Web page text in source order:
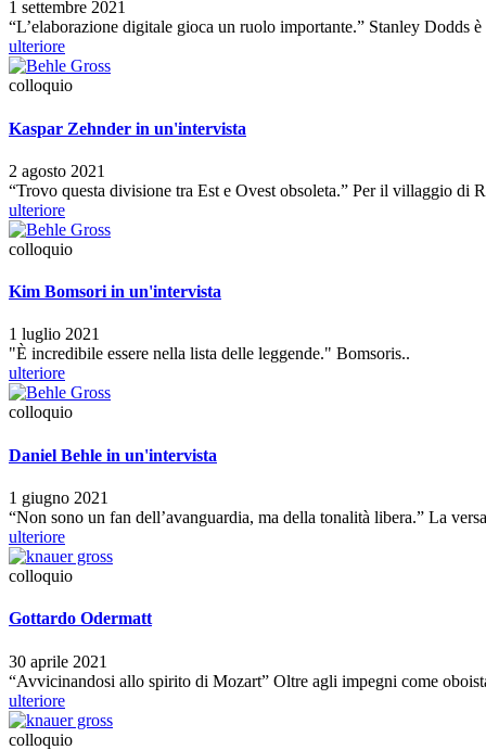
1 settembre 2021
“L’elaborazione digitale gioca un ruolo importante.” Stanley Dodds
ulteriore
colloquio
Kaspar Zehnder in un'intervista
2 agosto 2021
“Trovo questa divisione tra Est e Ovest obsoleta.” Per il villaggio di
ulteriore
colloquio
Kim Bomsori in un'intervista
1 luglio 2021
"È incredibile essere nella lista delle leggende." Bomsoris..
ulteriore
colloquio
Daniel Behle in un'intervista
1 giugno 2021
“Non sono un fan dell’avanguardia, ma della tonalità libera.” La
ulteriore
colloquio
Gottardo Odermatt
30 aprile 2021
“Avvicinandosi allo spirito di Mozart” Oltre agli impegni come
ulteriore
colloquio